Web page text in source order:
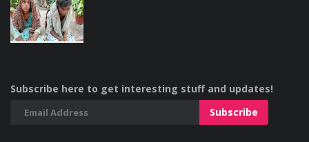
Subscribe here to get interesting stuff and updates!